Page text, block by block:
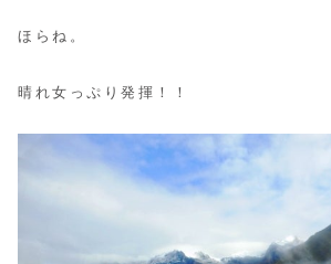
ほらね。
晴れ女っぷり発揮！！